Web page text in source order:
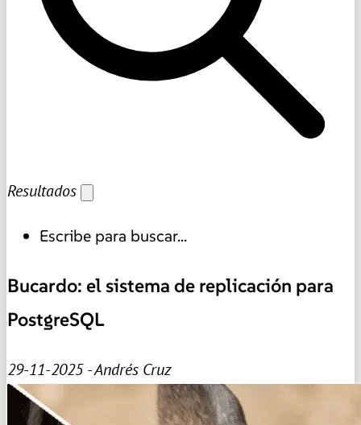
Resultados
Escribe para buscar...
Bucardo: el sistema de replicación para
PostgreSQL
29-11-2025 - Andrés Cruz